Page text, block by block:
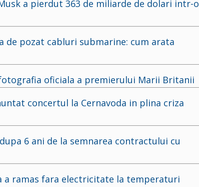
a pierdut 363 de miliarde de dolari intr-o
de pozat cabluri submarine: cum arata
oficiala a premierului Marii Britanii
concertul la Cernavoda in plina criza
6 ani de la semnarea contractului cu
a ramas fara electricitate la temperaturi